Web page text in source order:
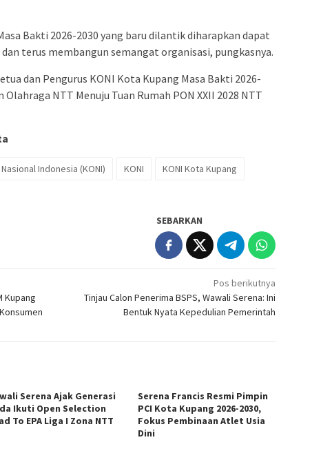
Bakti 2026-2030 yang baru dilantik diharapkan dapat
terus membangun semangat organisasi, pungkasnya.
dan Pengurus KONI Kota Kupang Masa Bakti 2026-
NTT Menuju Tuan Rumah PON XXII 2028 NTT
Indonesia (KONI) KONI
KONI Kota Kupang
SEBARKAN
Kupang
Pos berikutnya
Tinjau Calon Penerima BSPS, Wawali Serena: Ini
Bentuk Nyata Kepedulian Pemerintah
Serena Ajak Generasi
Ikuti Open Selection
To EPA Liga I Zona NTT
Serena Francis Resmi Pimpin
PCI Kota Kupang 2026-2030,
Fokus Pembinaan Atlet Usia
Dini